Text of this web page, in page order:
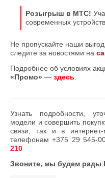
Розыгрыш в МТС!
современных
Не пропускайте наши
следите за новостями на
Подробнее об условиях
«Промо» — здесь
Узнать подробности,
модели и совершить
связи, так и в
телефонам+375 29 545-
210
Звоните, мы будем рады